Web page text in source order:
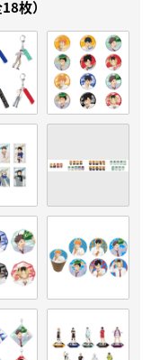
枚）